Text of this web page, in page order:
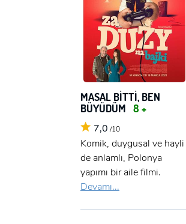
GIRIŞ YAP
E-Posta:
Şifre:
ÜYE OL
Ad Soyad:
E-Posta:
Şifre:
MASAL BİTTİ, BEN
BÜYÜDÜM 8 +
7,0 /10
Komik, duygusal ve hayli
de anlamlı, Polonya
yapımı bir aile filmi.
Devamı...